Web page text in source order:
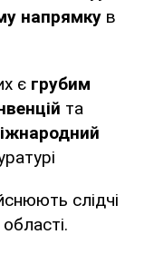
напрямку в
є грубим
та
слідчі